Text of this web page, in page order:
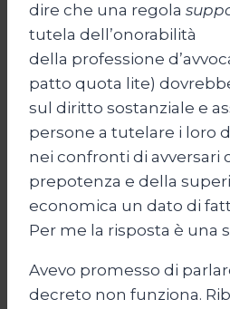
dire che una regola
tutela dell’onorabilità
della professione
patto quota lite)
sul diritto sostanziale e
persone a tutelare i loro
nei confronti di avversari
prepotenza e della
economica un dato di
Per me la risposta è una
Avevo promesso di
decreto non funziona.